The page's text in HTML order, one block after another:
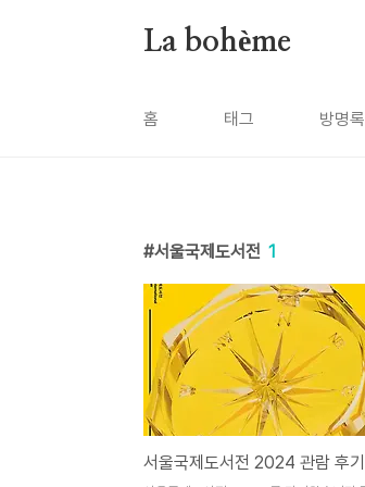
La bohème
홈 태그 방명록
서울국제도서전 1
서울국제도서전 2024 관람 후기